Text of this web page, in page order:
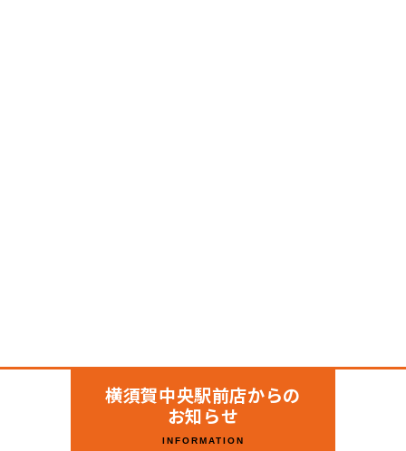
横須賀中央駅前店からの
お知らせ
INFORMATION